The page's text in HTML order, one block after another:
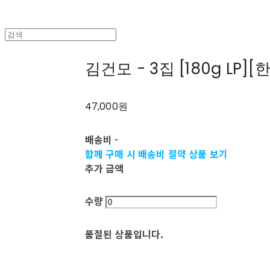
김건모 - 3집 [180g LP][
47,000원
배송비-
함께 구매 시 배송비 절약 상품 보기
추가 금액
수량
품절된 상품입니다.